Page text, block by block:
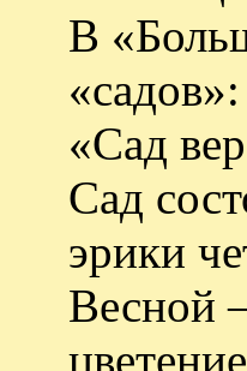
В
«садов»:
«Сад
Сад
эрики
Весной